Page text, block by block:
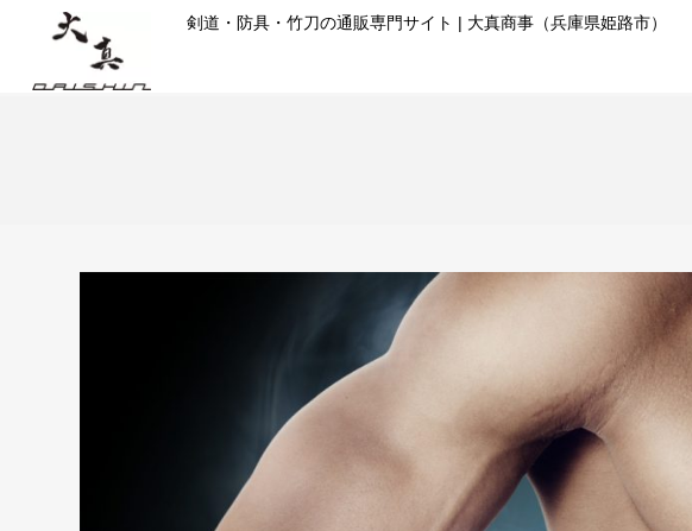
剣道・防具・竹刀の通販専門サイト | 大真商事（兵庫県姫路市）